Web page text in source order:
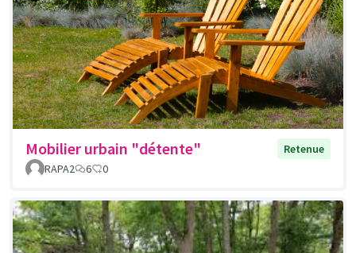
Mobilier urbain "détente"
Retenue
RAPA2
6 0